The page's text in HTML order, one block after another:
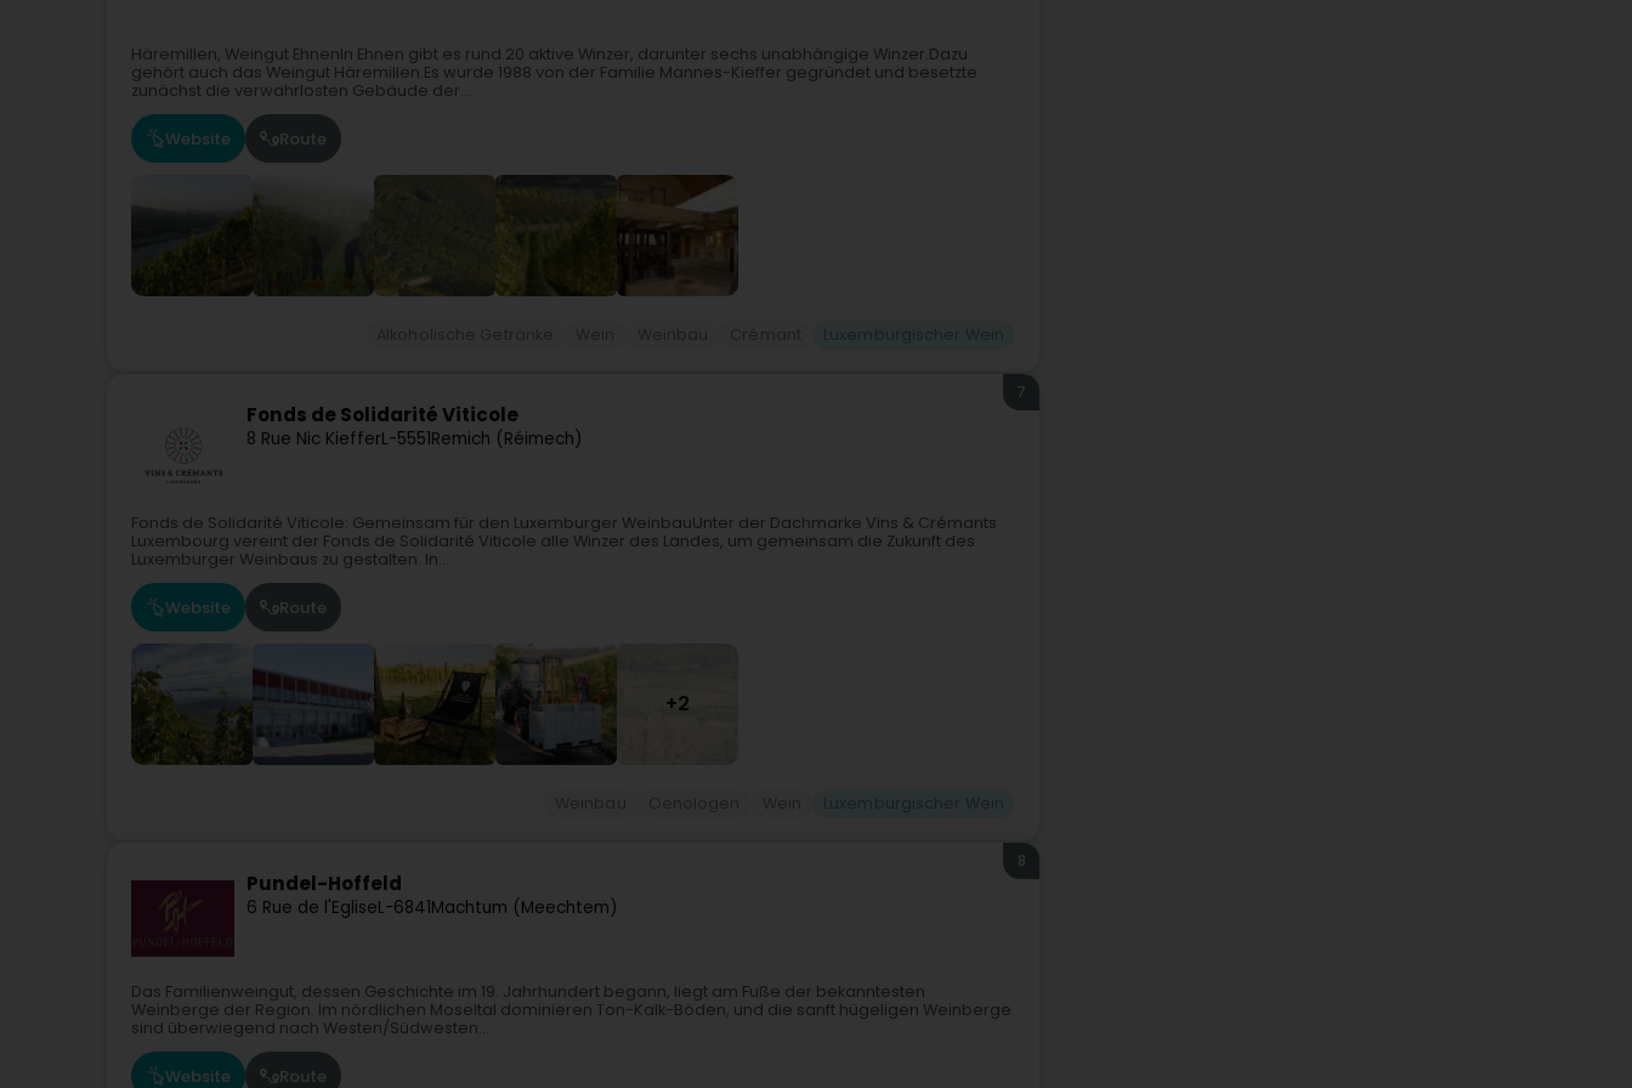
Häremillen, Weingut EhnenIn Ehnen gibt es rund 20 aktive Winzer, darunter sechs unabhängige Winzer.Dazu
gehört auch das Weingut Häremillen.Es wurde 1988 von der Familie Mannes-Kieffer gegründet und besetzte
zunächst die verwahrlosten Gebäude der...
Website Route
Fonds de Solidarité Viticole
8 Rue Nic KiefferL-5551Remich (Réimech)
7
Fonds de Solidarité Viticole: Gemeinsam für den Luxemburger WeinbauUnter der Dachmarke Vins & Crémants
Luxembourg vereint der Fonds de Solidarité Viticole alle Winzer des Landes, um gemeinsam die Zukunft des
Luxemburger Weinbaus zu gestalten. In...
Website Route
+2
Pundel-Hoffeld
6 Rue de l'EgliseL-6841Machtum (Meechtem)
8
Das Familienweingut, dessen Geschichte im 19. Jahrhundert begann, liegt am Fuße der bekanntesten
Weinberge der Region. Im nördlichen Moseltal dominieren Ton-Kalk-Böden, und die sanft hügeligen Weinberge
sind überwiegend nach Westen/Südwesten...
Website Route